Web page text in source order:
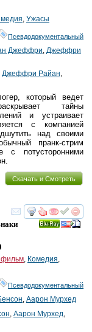
Ужасы
Псевдодокументальный
Джеффри Джеффри
Джеффри Райан
который ведет
тайны
и устраивает
с компанией
над своими
пранк-стрим
с потусторонними
Скачать и Смотреть
смотреть
, Комедия,
Псевдодокументальный
, Аарон Мурхед
, Аарон Мурхед,